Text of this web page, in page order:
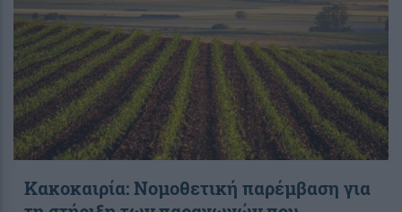
Κακοκαιρία: Νομοθετική παρέμβαση για